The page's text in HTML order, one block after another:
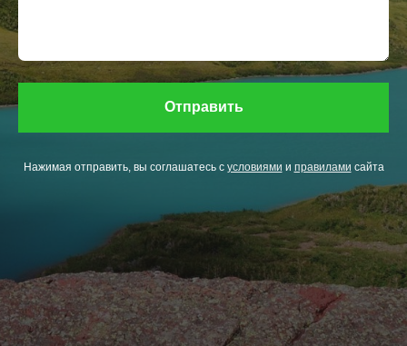
Отправить
Нажимая отправить, вы соглашатесь с условиями и правилами сайта